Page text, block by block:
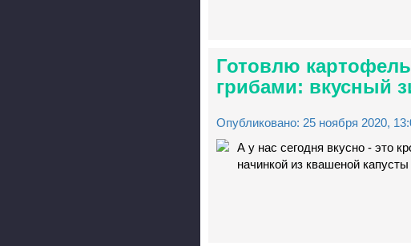
Готовлю
грибами: вкусный
Опубликовано: 25 ноября 2020,
А у нас сегодня вкусно - это
начинкой из квашеной